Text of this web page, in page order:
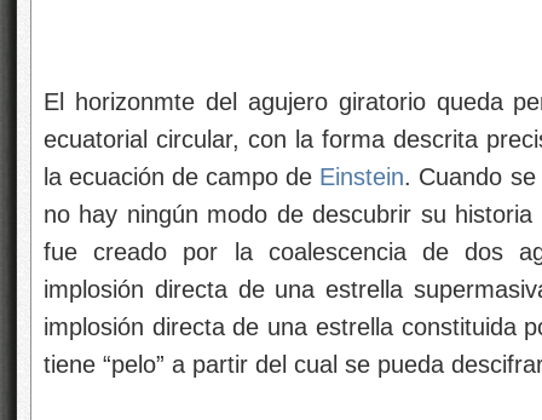
El horizonmte del agujero giratorio queda
ecuatorial circular, con la forma descrita
la ecuación de campo de Einstein. Cuando
no hay ningún modo de descubrir su
fue creado por la coalescencia de dos
implosión directa de una estrella
implosión directa de una estrella constituida
tiene “pelo” a partir del cual se pueda